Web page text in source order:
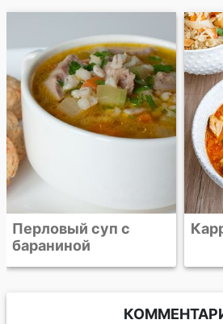
Карри из баранины